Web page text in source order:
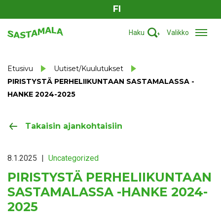
FI
Haku Valikko
Etusivu
Uutiset/Kuulutukset
PIRISTYSTÄ PERHELIIKUNTAAN SASTAMALASSA -
HANKE 2024-2025
Takaisin ajankohtaisiin
8.1.2025 | Uncategorized
PIRISTYSTÄ PERHELIIKUNTAAN
SASTAMALASSA -HANKE 2024-
2025